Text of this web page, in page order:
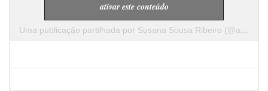
Uma publicação partilhada por Susana Sousa Ribeiro (@a.cachopa)
ativar este conteúdo